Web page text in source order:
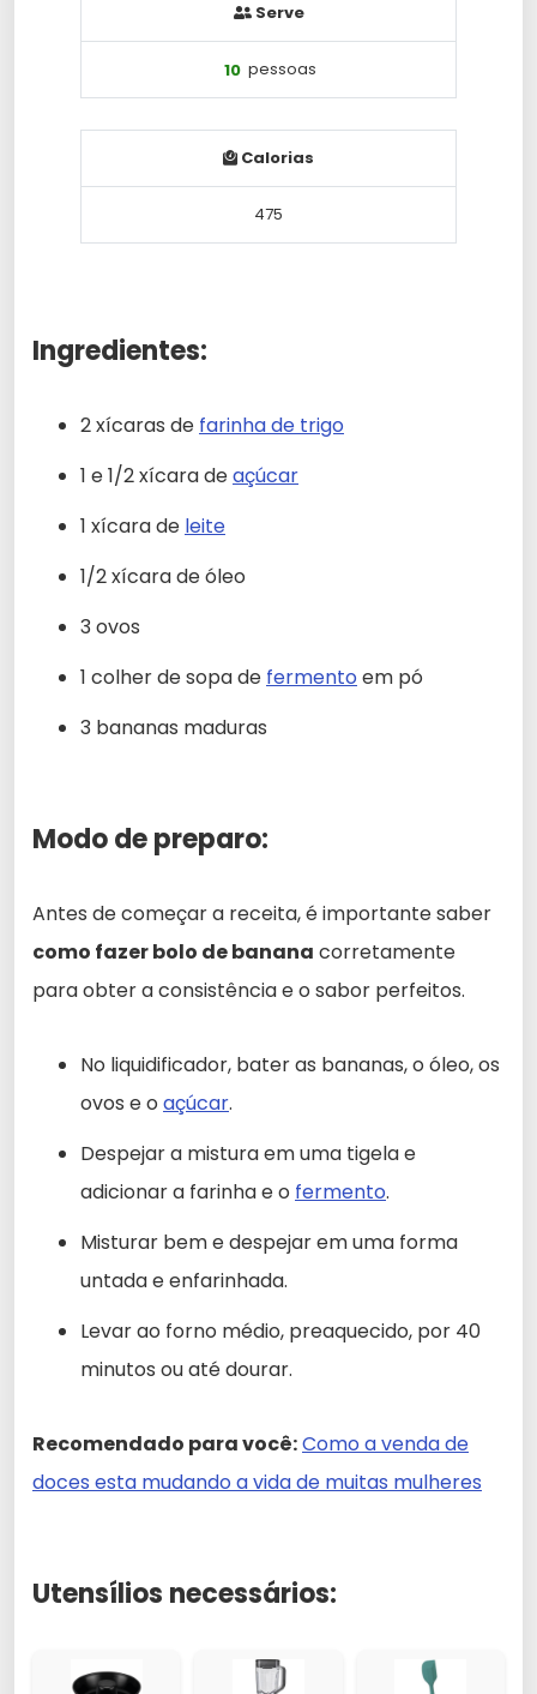
Serve
10 pessoas
Calorias
475
Ingredientes:
2 xícaras de farinha de trigo
1 e 1/2 xícara deaçúcar
1 xícara de leite
1/2 xícara de óleo
3 ovos
1 colher de sopa de fermento em pó
3 bananas maduras
Modo de preparo:
Antes de começar a receita, é importante saber
como fazer bolo de banana corretamente
para obter a consistência e o sabor perfeitos.
No liquidificador, bater as bananas, o óleo, os
ovos e o açúcar.
Despejar a mistura em uma tigela e
adicionar a farinha e o fermento.
Misturar bem e despejar em uma forma
untada e enfarinhada.
Levar ao forno médio, preaquecido, por 40
minutos ou até dourar.
Recomendado para você:Como a venda de
doces esta mudando a vida de muitas mulheres
Utensílios necessários: